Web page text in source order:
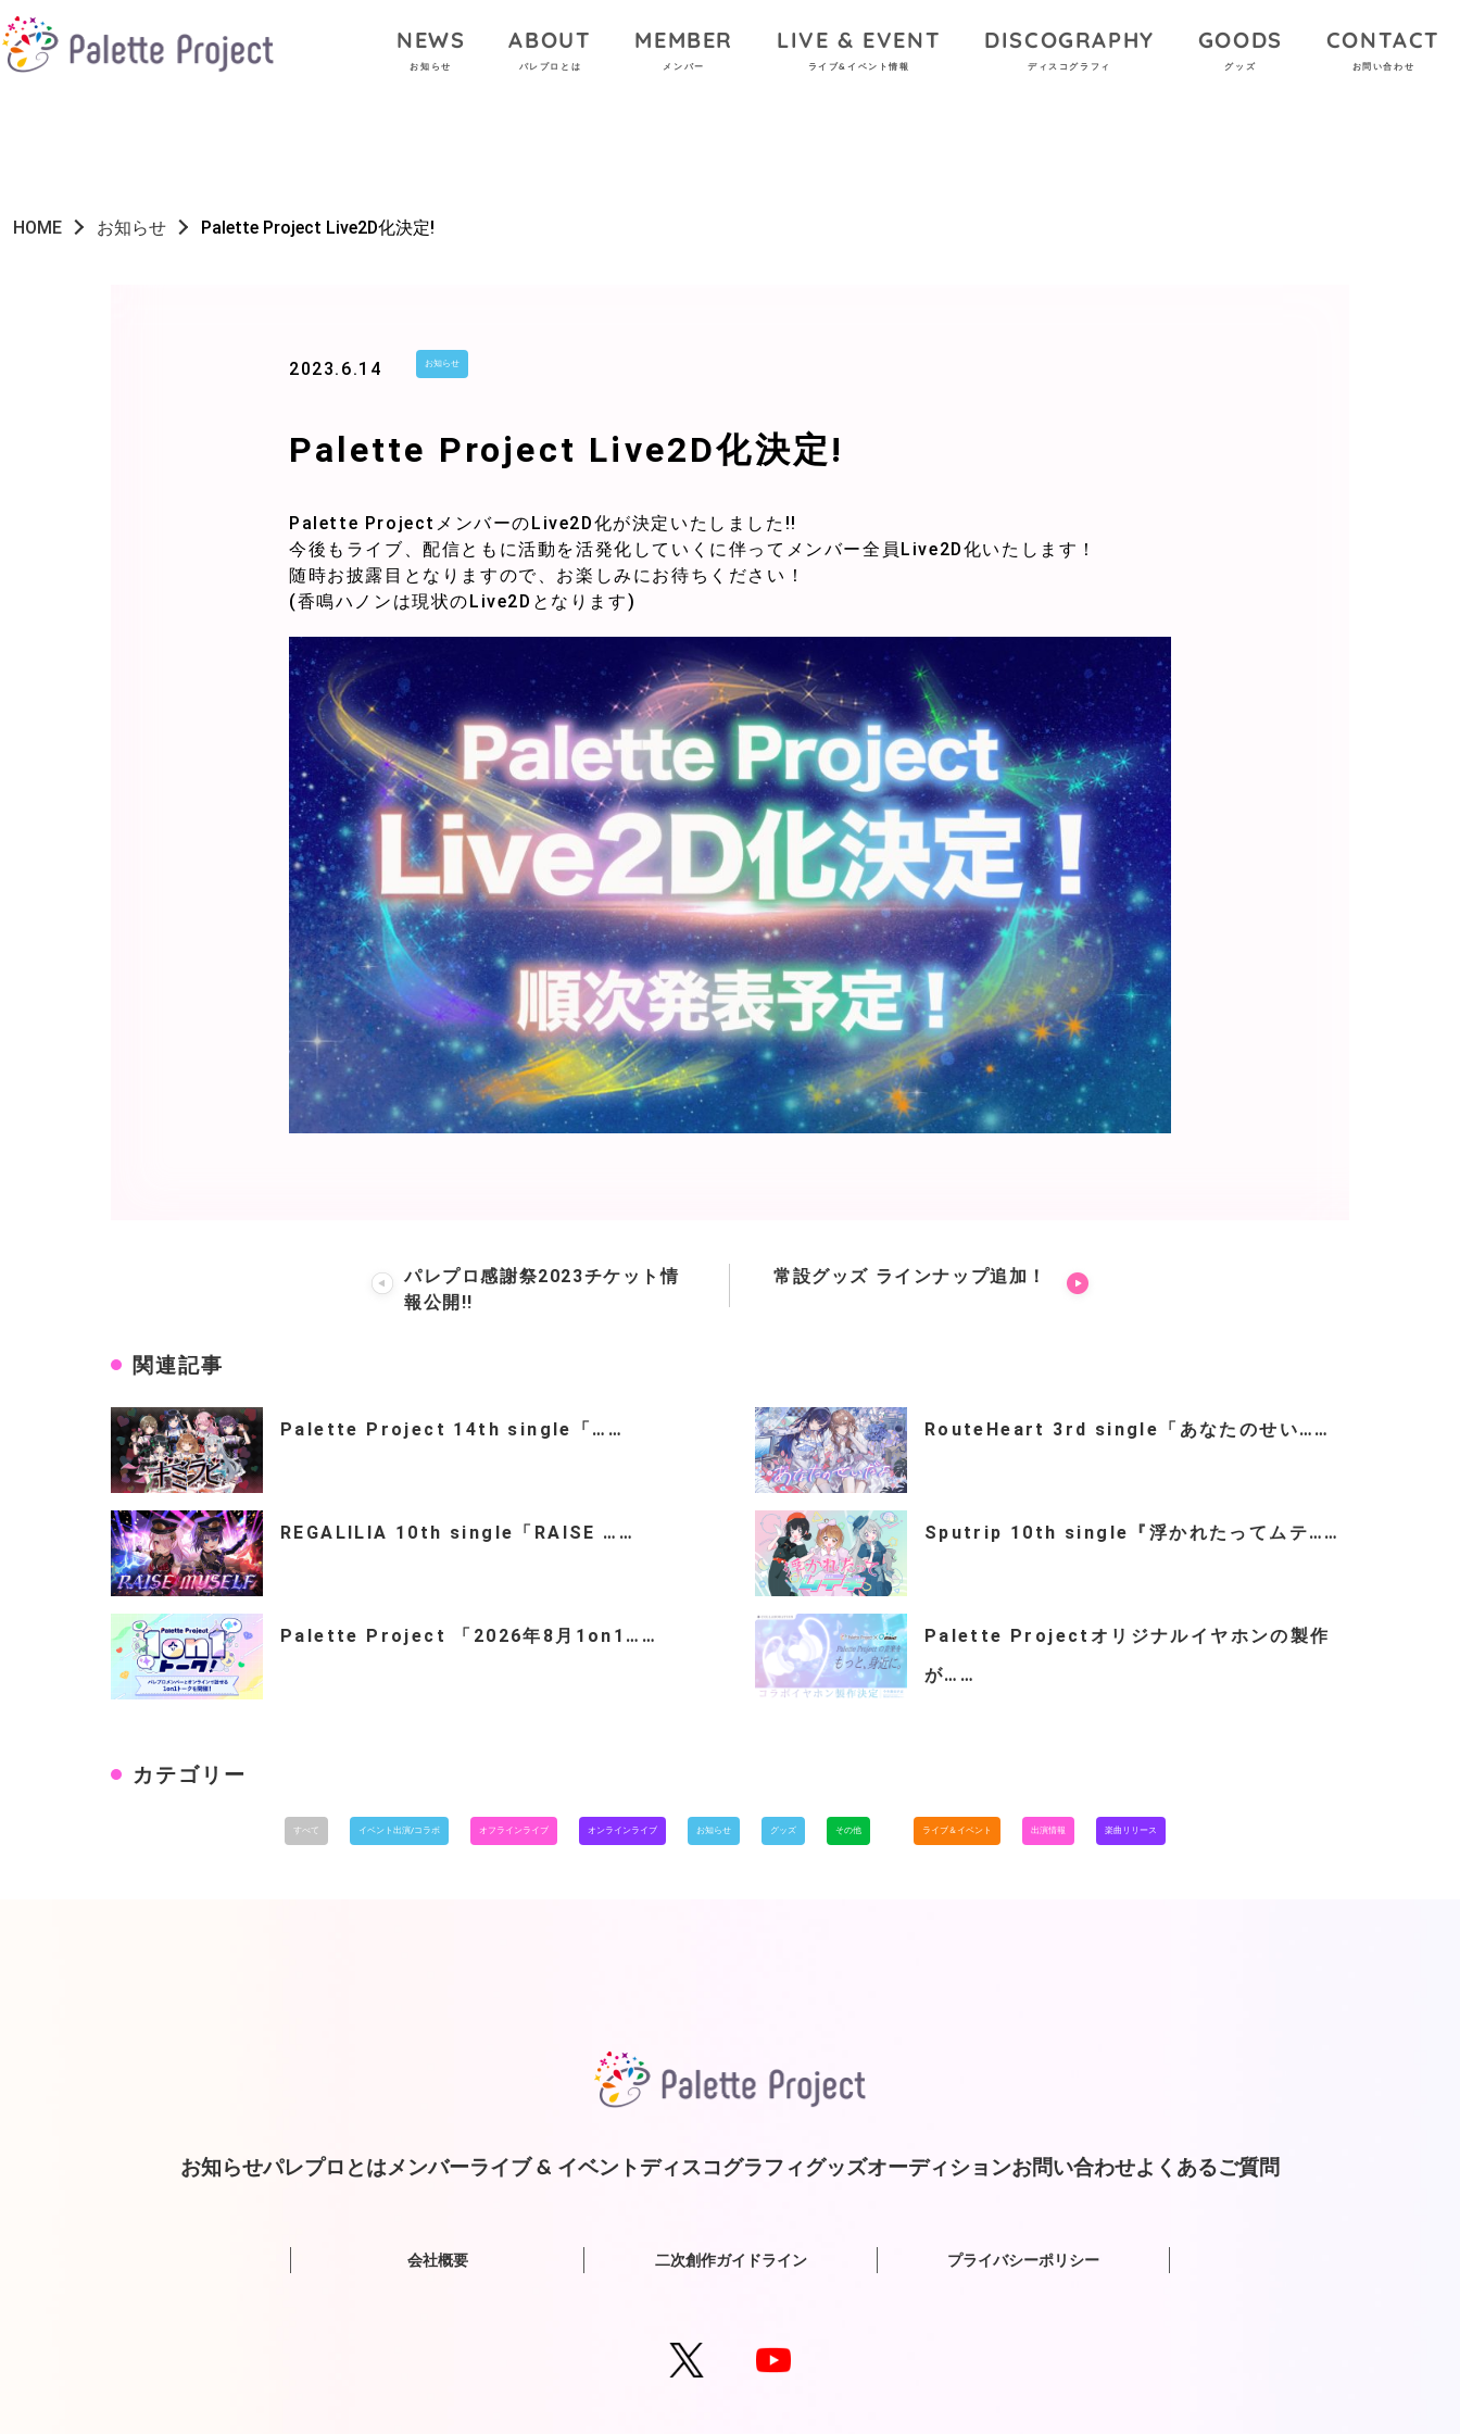
NEWS
お知らせ
ABOUT
パレプロとは
MEMBER
メンバー
LIVE & EVENT
ライブ&イベント情報
DISCOGRAPHY
ディスコグラフィ
GOODS
グッズ
CONTACT
お問い合わせ
HOME お知らせ Palette Project Live2D化決定!
2023.6.14 お知らせ
Palette Project Live2D化決定!
Palette ProjectメンバーのLive2D化が決定いたしました!!
今後もライブ、配信ともに活動を活発化していくに伴ってメンバー全員Live2D化いたします！
随時お披露目となりますので、お楽しみにお待ちください！
(香鳴ハノンは現状のLive2Dとなります)
パレプロ感謝祭2023チケット情
報公開!!
常設グッズ ラインナップ追加！
関連記事
Palette Project 14th single「…… RouteHeart 3rd single「あなたのせい……
REGALILIA 10th single「RAISE …… Sputrip 10th single『浮かれたってムテ……
Palette Project 「2026年8月1on1……
Palette Projectオリジナルイヤホンの製作
が……
カテゴリー
すべて イベント出演/コラボ オフラインライブ オンラインライブ お知らせ グッズ その他 ライブ＆イベント 出演情報 楽曲リリース
お知らせパレプロとはメンバーライブ & イベントディスコグラフィグッズオーディションお問い合わせよくあるご質問
会社概要 二次創作ガイドライン プライバシーポリシー